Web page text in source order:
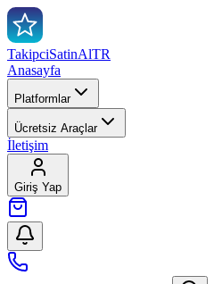
TakipciSatinAlTR
Anasayfa
Platformlar
Ücretsiz Araçlar
İletişim
Giriş Yap